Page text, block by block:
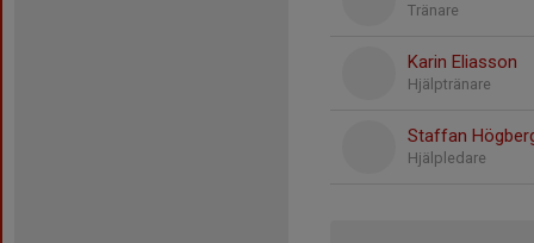
Tränare
Karin Eliasson
Hjälptränare
Staffan
Hjälpledare